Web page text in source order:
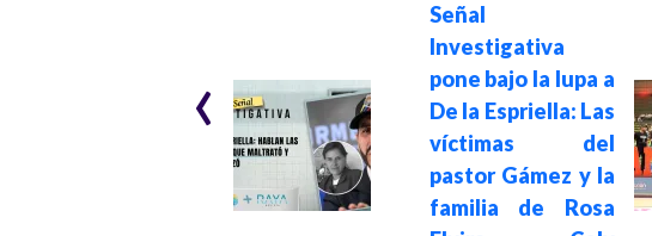
Lleno total en el
Señal
Investigativa
pone bajo la lupa a
De la Espriella: Las
víctimas del
pastor Gámez y la
familia de Rosa
‹